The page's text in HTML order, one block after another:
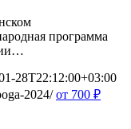
программа
28T22:12:00+03:00
2024/ от 700 ₽